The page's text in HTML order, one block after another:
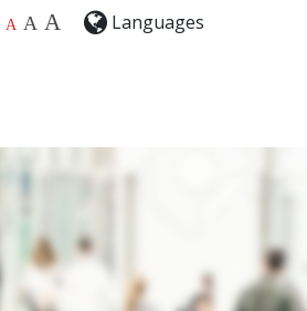
A A A Languages